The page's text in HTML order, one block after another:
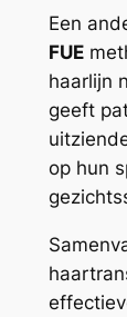
Een
FUE
haarlijn
geeft
op hun